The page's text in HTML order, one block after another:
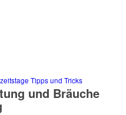
Tipps und Tricks
und Bräuche